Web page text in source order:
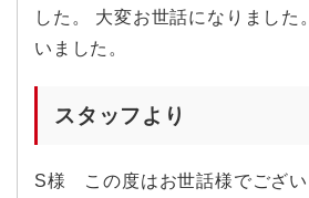
した。 大変お世話になりました
いました。
スタッフより
S様 この度はお世話様でござい